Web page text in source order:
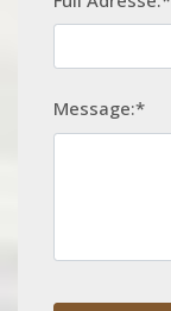
Message:*